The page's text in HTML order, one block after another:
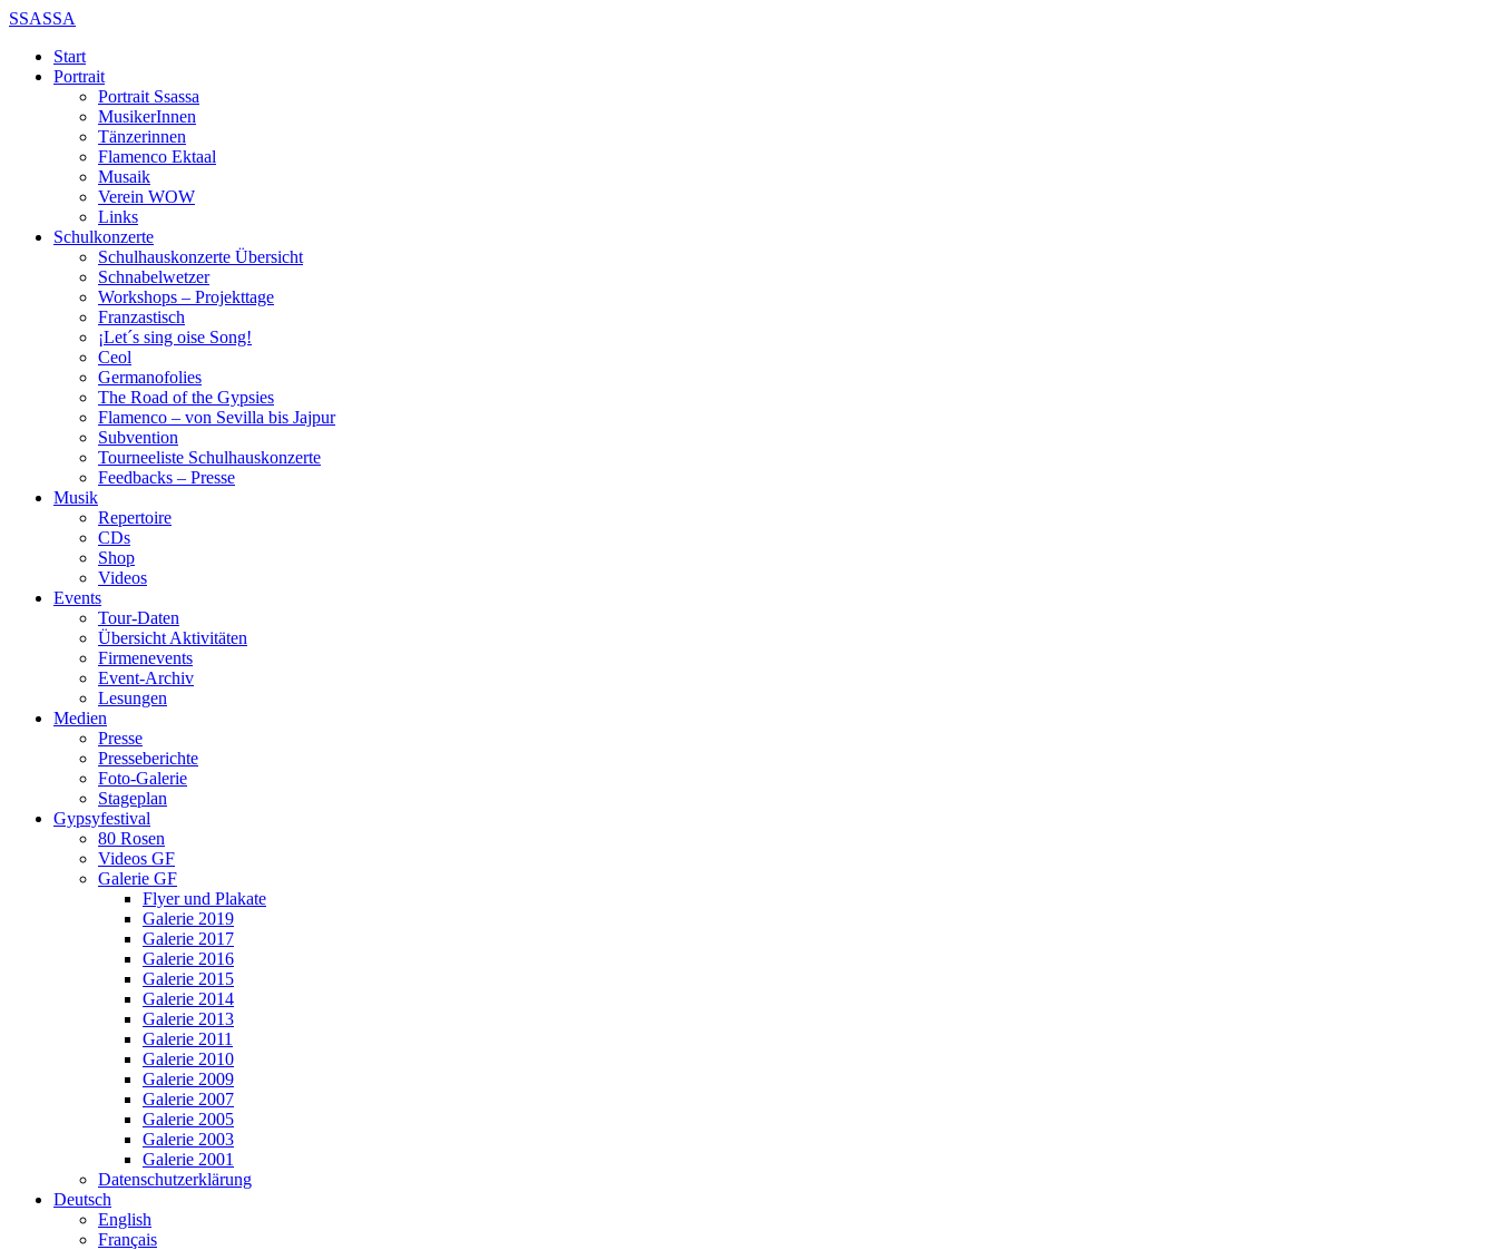
SSASSA
Start
Portrait
Portrait Ssassa
MusikerInnen
Tänzerinnen
Flamenco Ektaal
Musaik
Verein WOW
Links
Schulkonzerte
Schulhauskonzerte Übersicht
Schnabelwetzer
Workshops – Projekttage
Franzastisch
¡Let´s sing oise Song!
Ceol
Germanofolies
The Road of the Gypsies
Flamenco – von Sevilla bis Jajpur
Subvention
Tourneeliste Schulhauskonzerte
Feedbacks – Presse
Musik
Repertoire
CDs
Shop
Videos
Events
Tour-Daten
Übersicht Aktivitäten
Firmenevents
Event-Archiv
Lesungen
Medien
Presse
Presseberichte
Foto-Galerie
Stageplan
Gypsyfestival
80 Rosen
Videos GF
Galerie GF
Flyer und Plakate
Galerie 2019
Galerie 2017
Galerie 2016
Galerie 2015
Galerie 2014
Galerie 2013
Galerie 2011
Galerie 2010
Galerie 2009
Galerie 2007
Galerie 2005
Galerie 2003
Galerie 2001
Datenschutzerklärung
Deutsch
English
Français